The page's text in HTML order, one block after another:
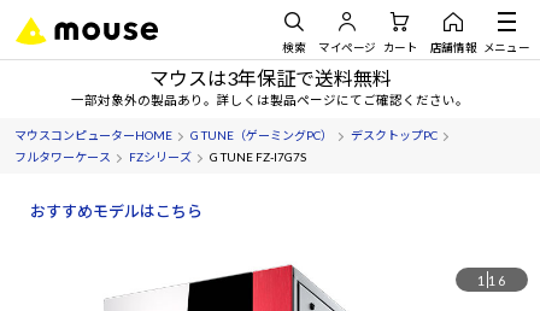
検索 マイページ カート 店舗情報 メニュー
マウスは3年保証で送料無料
一部対象外の製品あり。詳しくは製品ページにてご確認ください。
マウスコンピューターHOME G TUNE（ゲーミングPC）
デスクトップPC
フルタワーケース
FZシリーズ G TUNE FZ-I7G7S
おすすめモデルはこちら
1 16